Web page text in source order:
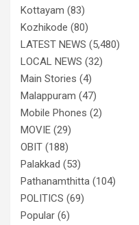
Kottayam (83)
Kozhikode (80)
LATEST NEWS (5,480)
LOCAL NEWS (32)
Main Stories (4)
Malappuram (47)
Mobile Phones (2)
MOVIE (29)
OBIT (188)
Palakkad (53)
Pathanamthitta (104)
POLITICS (69)
Popular (6)